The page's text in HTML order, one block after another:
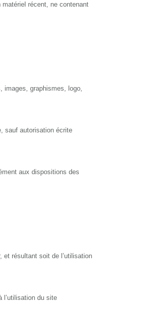
matériel récent, ne contenant
images, graphismes, logo,
sauf autorisation écrite
aux dispositions des
et résultant soit de l’utilisation
l’utilisation du site